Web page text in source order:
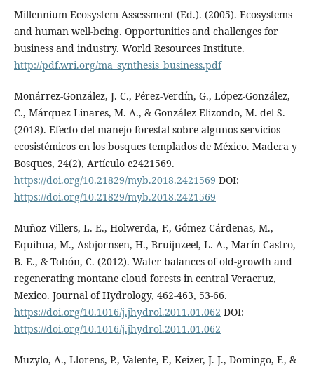
Millennium Ecosystem Assessment (Ed.). (2005). Ecosystems
and human well-being. Opportunities and challenges for
business and industry. World Resources Institute.
http://pdf.wri.org/ma_synthesis_business.pdf
Monárrez-González, J. C., Pérez-Verdín, G., López-González,
C., Márquez-Linares, M. A., & González-Elizondo, M. del S.
(2018). Efecto del manejo forestal sobre algunos servicios
ecosistémicos en los bosques templados de México. Madera y
Bosques, 24(2), Artículo e2421569.
https://doi.org/10.21829/myb.2018.2421569 DOI:
https://doi.org/10.21829/myb.2018.2421569
Muñoz-Villers, L. E., Holwerda, F., Gómez-Cárdenas, M.,
Equihua, M., Asbjornsen, H., Bruijnzeel, L. A., Marín-Castro,
B. E., & Tobón, C. (2012). Water balances of old-growth and
regenerating montane cloud forests in central Veracruz,
Mexico. Journal of Hydrology, 462-463, 53-66.
https://doi.org/10.1016/j.jhydrol.2011.01.062 DOI:
https://doi.org/10.1016/j.jhydrol.2011.01.062
Muzylo, A., Llorens, P., Valente, F., Keizer, J. J., Domingo, F., &